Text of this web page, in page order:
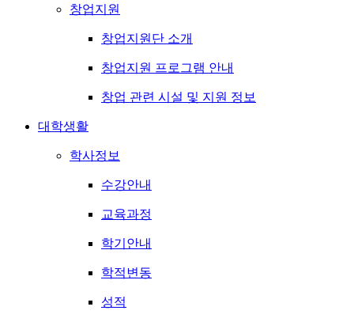
창업지원
창업지원단 소개
창업지원 프로그램 안내
창업 관련 시설 및 지원 정보
대학생활
학사정보
수강안내
교육과정
학기안내
학적변동
성적